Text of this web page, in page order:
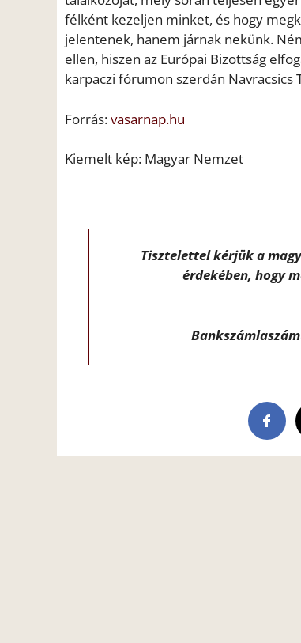
félként kezeljen minket, és hogy
jelentenek, hanem járnak nekünk.
ellen, hiszen az Európai Bizottság
karpaczi fórumon szerdán
Forrás:vasarnap.hu
Kiemelt kép: Magyar Nemzet
Tisztelettel kérjük a
érdekében, hogy